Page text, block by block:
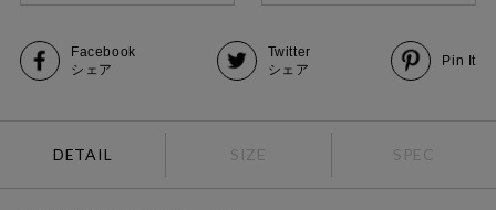
Facebook
シェア
Twitter
シェア
Pin It
DETAIL SIZE SPEC